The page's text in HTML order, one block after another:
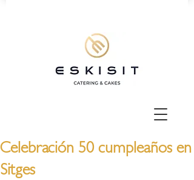
Celebración 50 cumpleaños en
Sitges